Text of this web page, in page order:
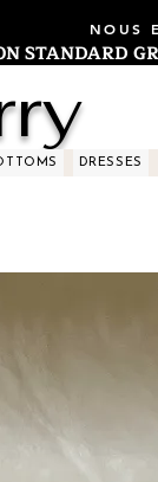
NOUS
STANDARD
DRESSES